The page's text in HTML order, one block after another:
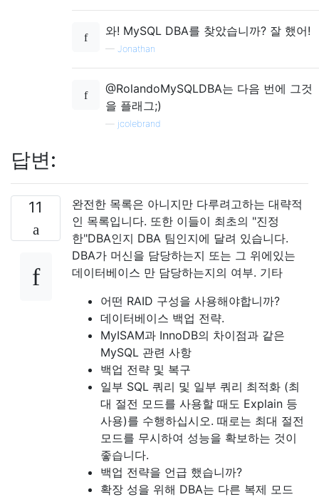
와! MySQL DBA를 찾았습니까? 잘 했어!
— Jonathan
@RolandoMySQLDBA는 다음 번에 그것
을 플래그;)
jcolebrand
답변:
11
완전한 목록은 아니지만 다루려고하는 대략적
인 목록입니다. 또한 이들이 최초의 "진정
한"DBA인지 DBA 팀인지에 달려 있습니다.
DBA가 머신을 담당하는지 또는 그 위에있는
데이터베이스 만 담당하는지의 여부. 기타
어떤 RAID 구성을 사용해야합니까?
데이터베이스 백업 전략.
MyISAM과 InnoDB의 차이점과 같은
MySQL 관련 사항
백업 전략 및 복구
일부 SQL 쿼리 및 일부 쿼리 최적화 (최
대 절전 모드를 사용할 때도 Explain 등
사용)를 수행하십시오. 때로는 최대 절전
모드를 무시하여 성능을 확보하는 것이
좋습니다.
백업 전략을 언급 했습니까?
확장 성을 위해 DBA는 다른 복제 모드